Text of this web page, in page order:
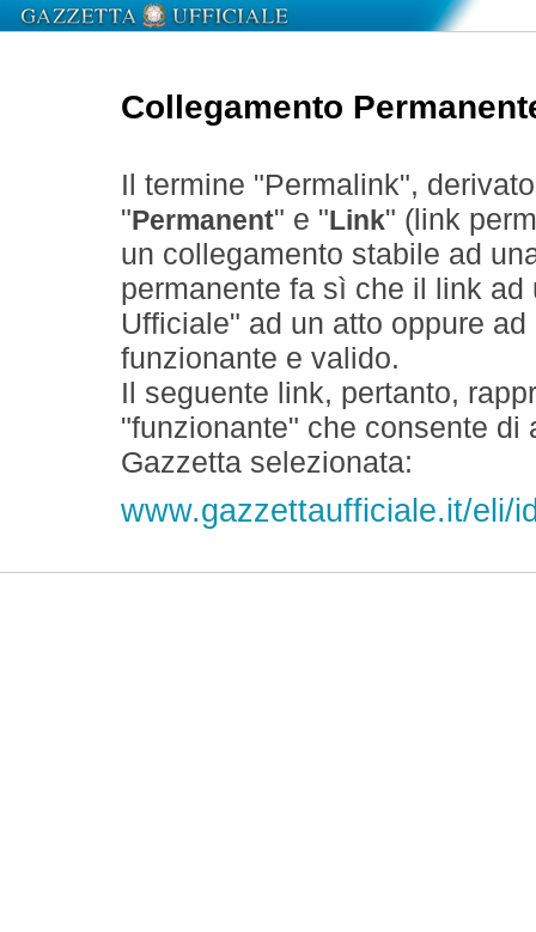
Collegamento
Il termine "Permalink",
" Permanent" e " Link" (link
un collegamento stabile ad
permanente fa sì che il link
Ufficiale" ad un atto oppure
funzionante e valido.
Il seguente link, pertanto,
"funzionante" che consente
Gazzetta selezionata:
www.gazzettaufficiale.it/eli/